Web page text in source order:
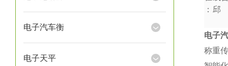
电子汽车衡
电子天平
： 邱
电子
称重